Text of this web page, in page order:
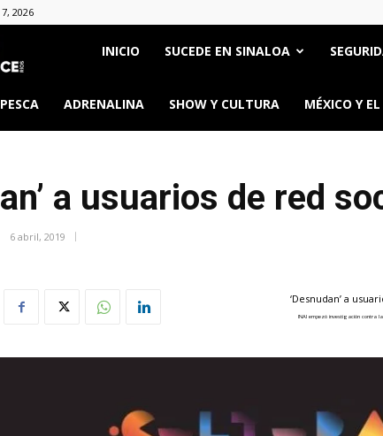
2026
Once
Ríos
INICIO SUCEDE EN SINALOA
ADRENALINA SHOW Y CULTURA MÉXICO Y
a usuarios de red
6 abril, 2019
‘Desnudan’ a
INAI empezó investigación contra